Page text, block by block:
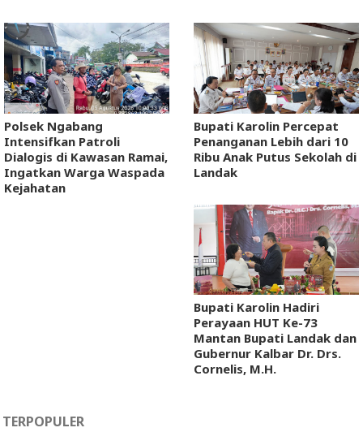
Polsek Ngabang
Intensifkan Patroli
Dialogis di Kawasan Ramai,
Ingatkan Warga Waspada
Kejahatan
Bupati Karolin Percepat
Penanganan Lebih dari 10
Ribu Anak Putus Sekolah di
Landak
Bupati Karolin Hadiri
Perayaan HUT Ke-73
Mantan Bupati Landak dan
Gubernur Kalbar Dr. Drs.
Cornelis, M.H.
TERPOPULER